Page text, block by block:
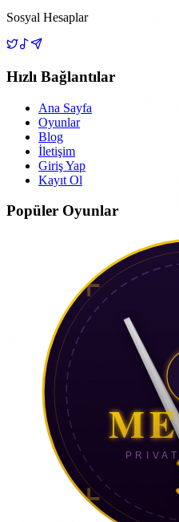
Sosyal Hesaplar
Hızlı Bağlantılar
Ana Sayfa
Oyunlar
Blog
İletişim
Giriş Yap
Kayıt Ol
Popüler Oyunlar